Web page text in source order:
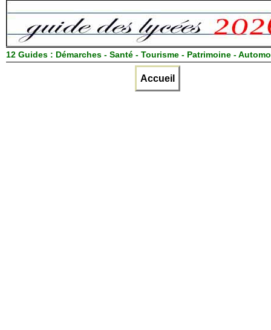
12 Guides : Démarches - Santé - Tourisme - Patrimoine -
Accueil